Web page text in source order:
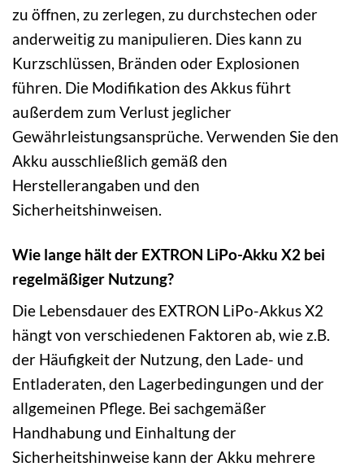
zu öffnen, zu zerlegen, zu durchstechen oder
anderweitig zu manipulieren. Dies kann zu
Kurzschlüssen, Bränden oder Explosionen
führen. Die Modifikation des Akkus führt
außerdem zum Verlust jeglicher
Gewährleistungsansprüche. Verwenden Sie den
Akku ausschließlich gemäß den
Herstellerangaben und den
Sicherheitshinweisen.
Wie lange hält der EXTRON LiPo-Akku X2 bei
regelmäßiger Nutzung?
Die Lebensdauer des EXTRON LiPo-Akkus X2
hängt von verschiedenen Faktoren ab, wie z.B.
der Häufigkeit der Nutzung, den Lade- und
Entladeraten, den Lagerbedingungen und der
allgemeinen Pflege. Bei sachgemäßer
Handhabung und Einhaltung der
Sicherheitshinweise kann der Akku mehrere